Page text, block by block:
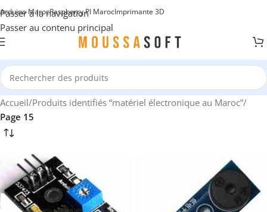
Passer à la navigation
Passer au contenu principal
Arduino MarocRaspberry PI MarocImprimante 3D
Accueil/Produits identifiés “matériel électronique au Maroc”/
Page 15